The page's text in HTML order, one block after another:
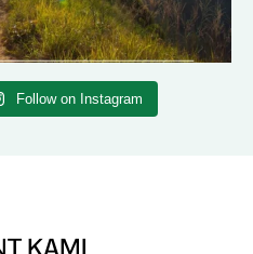
Follow on Instagram